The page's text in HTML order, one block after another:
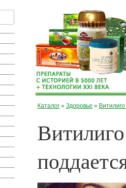
Каталог » Здоровье »